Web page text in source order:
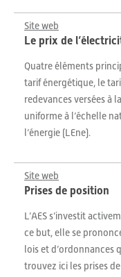
Site web
Le prix de
Quatre éléments
tarif énergétique, le
redevances versées à
uniforme à l’échelle
l’énergie (LEne).
Site web
Prises de position
L’AES s’investit
ce but, elle se
lois et d’ordonnances
trouvez ici les prises de